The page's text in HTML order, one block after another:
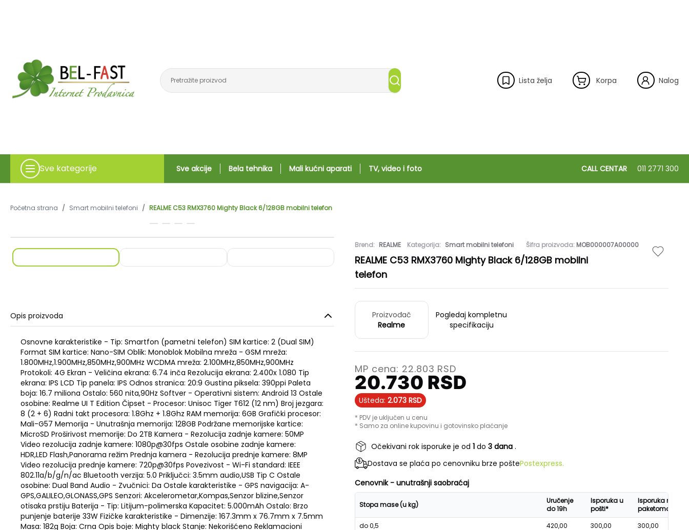
Lista želja Korpa Nalog
Sve kategorije Sve akcije Bela tehnika Mali kućni aparati TV, video i foto CALL CENTAR 011 2771 300
Početna strana / Smart mobilni telefoni / REALME C53 RMX3760 Mighty Black 6/128GB mobilni telefon
Opis proizvoda
Osnovne karakteristike - Tip: Smartfon (pametni telefon) SIM kartice: 2 (Dual SIM)
Format SIM kartice: Nano-SIM Oblik: Monoblok Mobilna mreža - GSM mreža:
1.800MHz,1.900MHz,850MHz,900MHz WCDMA mreža: 2.100MHz,850MHz,900MHz
Protokoli: 4G Ekran - Veličina ekrana: 6.74 inča Rezolucija ekrana: 2.400x 1.080 Tip
ekrana: IPS LCD Tip panela: IPS Odnos stranica: 20:9 Gustina piksela: 390ppi Paleta
boja: 16.7 miliona Ostalo: 560 nita,90Hz Softver - Operativni sistem: Android 13 Ostale
osobine: Realme UI T Edition Čipset - Procesor: Unisoc Tiger T612 (12 nm) Broj jezgara:
8 (2 + 6) Radni takt procesora: 1.8Ghz + 1.8Ghz RAM memorija: 6GB Grafički procesor:
Mali-G57 Memorija - Unutrašnja memorija: 128GB Podržane memorijske kartice:
MicroSD Proširivost memorije: Do 2TB Kamera - Rezolucija zadnje kamere: 50MP
Video rezolucija zadnje kamere: 1080p@30fps Ostale osobine zadnje kamere:
HDR,LED Flash,Panorama režim Prednja kamera - Rezolucija prednje kamere: 8MP
Video rezolucija prednje kamere: 720p@30fps Povezivost - Wi-Fi standard: IEEE
802.11a/b/g/n/ac Bluetooth verzija: 5.0 Priključci: 3.5mm audio,USB Tip C Ostale
osobine: Dual Band Audio - Zvučnici: Da Ostale karakteristike - GPS navigacija: A-
GPS,GALILEO,GLONASS,GPS Senzori: Akcelerometar,Kompas,Senzor blizine,Senzor
otisaka prstiju Baterija - Tip: Litijum-polimerska Kapacitet: 5.000mAh Ostalo: Brzo
punjenje baterije 33W Fizičke karakteristike - Dimenzije: 167.3mm x 76.7mm x 7.5mm
Masa: 182g Boja: Crna Opis boje: Mighty black Stanje: Nekorišćeno Reklamacioni
Brend: REALME Kategorija: Smart mobilni telefoni Šifra proizvoda: MOB000007A00000
REALME C53 RMX3760 Mighty Black 6/128GB mobilni
telefon
Proizvođač
Realme
Pogledaj kompletnu
specifikaciju
MP cena: 22.803 RSD
20.730 RSD
Ušteda: 2.073 RSD
* PDV je uključen u cenu
* Samo za online kupovinu i gotovinsko plaćanje
Očekivani rok isporuke je od 1 do 3 dana .
Dostava se plaća po cenovniku brze poštePostexpress.
Cenovnik - unutrašnji saobraćaj
Stopa mase (u kg)
Uručenje
do 19h
Isporuka u
pošti*
Isporuka na
paketomatu*
do 0,5
420,00 300,00
300,00